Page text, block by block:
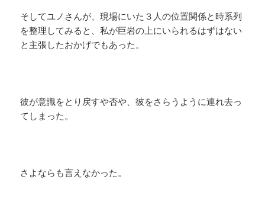
そしてユノさんが、現場にいた３人の位置関係と時系列
を整理してみると、私が巨岩の上にいられるはずはない
と主張したおかげでもあった。
彼が意識をとり戻すや否や、彼をさらうように連れ去っ
てしまった。
さよならも言えなかった。